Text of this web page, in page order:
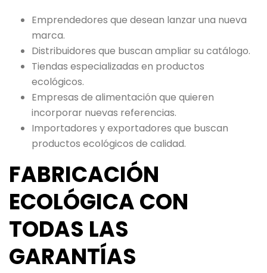
Emprendedores que desean lanzar una nueva
marca.
Distribuidores que buscan ampliar su catálogo.
Tiendas especializadas en productos
ecológicos.
Empresas de alimentación que quieren
incorporar nuevas referencias.
Importadores y exportadores que buscan
productos ecológicos de calidad.
FABRICACIÓN
ECOLÓGICA CON
TODAS LAS
GARANTÍAS